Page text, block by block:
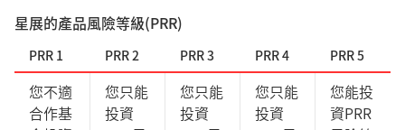
星展的產品風險等級(PRR)
PRR 1 PRR 2 PRR 3 PRR 4 PRR 5
您不適
合作基
您只能
投資
您只能
投資
您只能
投資
您能投
資PRR